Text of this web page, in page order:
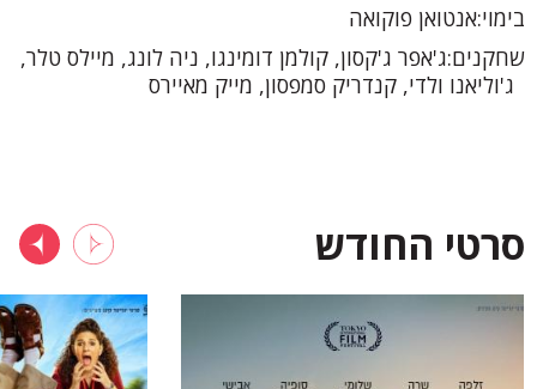
בימוי אנטואן פוקואה
שחקנים ג'אפר ג'קסון, קולמן דומינגו, ניה לונג, מיילס טלר,
ג'וליאנו ולדי, קנדריק סמפסון, מייק מאיירס
סרטי החודש